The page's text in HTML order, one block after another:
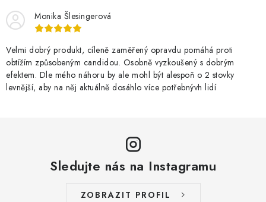
Monika Šlesingerová
Velmi dobrý produkt, cíleně zaměřený opravdu pomáhá proti
obtížím způsobeným candidou. Osobně vyzkoušený s dobrým
efektem. Dle mého náhoru by ale mohl být alespoň o 2 stovky
levnější, aby na něj aktuálně dosáhlo více potřebnývh lidí
Sledujte nás na Instagramu
ZOBRAZIT PROFIL